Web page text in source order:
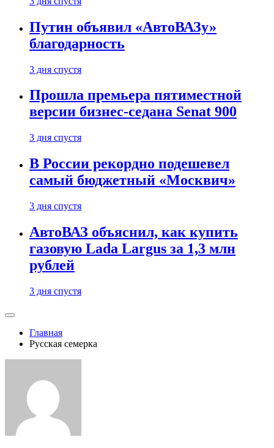
Путин объявил «АвтоВАЗу»
благодарность
3 дня спустя
Прошла премьера пятиместной
версии бизнес-седана Senat 900
3 дня спустя
В России рекордно подешевел
самый бюджетный «Москвич»
3 дня спустя
АвтоВАЗ объяснил, как купить
газовую Lada Largus за 1,3 млн
рублей
3 дня спустя
Главная
Русская семерка